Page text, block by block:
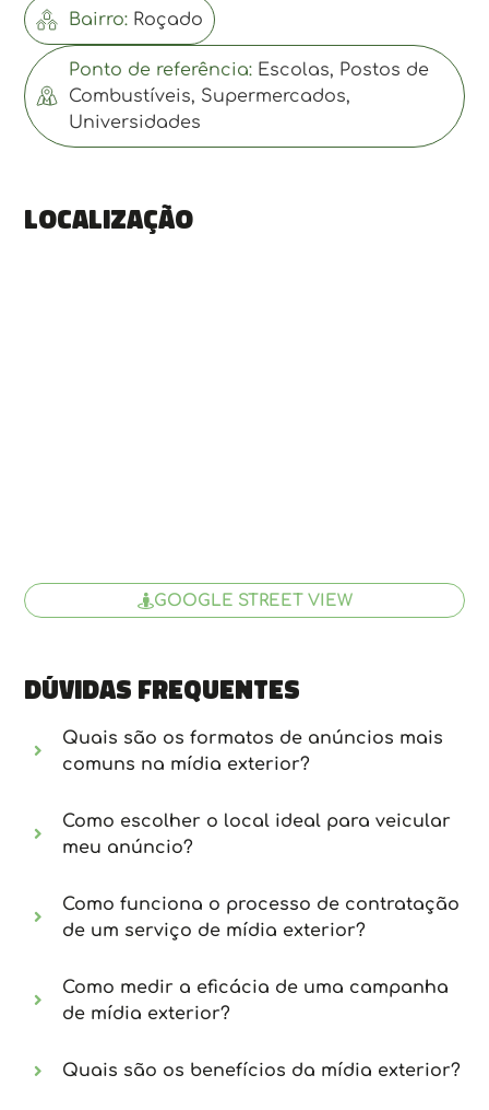
Bairro: Roçado
Ponto de referência: Escolas, Postos de
Combustíveis, Supermercados,
Universidades
Localização
GOOGLE STREET VIEW
Dúvidas frequentes
Quais são os formatos de anúncios mais
comuns na mídia exterior?
Como escolher o local ideal para veicular
meu anúncio?
Como funciona o processo de contratação
de um serviço de mídia exterior?
Como medir a eficácia de uma campanha
de mídia exterior?
Quais são os benefícios da mídia exterior?